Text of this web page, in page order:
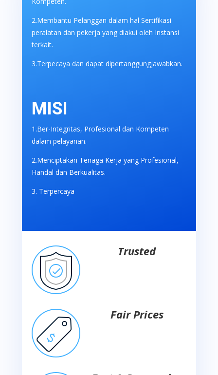
2.Membantu Pelanggan dalam hal Sertifikasi
peralatan dan pekerja yang diakui oleh Instansi
terkait.
3.Terpecaya dan dapat dipertanggungjawabkan.
MISI
1.Ber-Integritas, Profesional dan Kompeten
dalam pelayanan.
2.Menciptakan Tenaga Kerja yang Profesional,
Handal dan Berkualitas.
3. Terpercaya
Trusted
Fair Prices